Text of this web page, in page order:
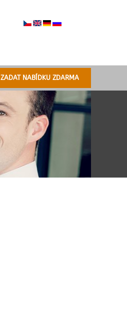
ZADAT NABÍDKU ZDARMA